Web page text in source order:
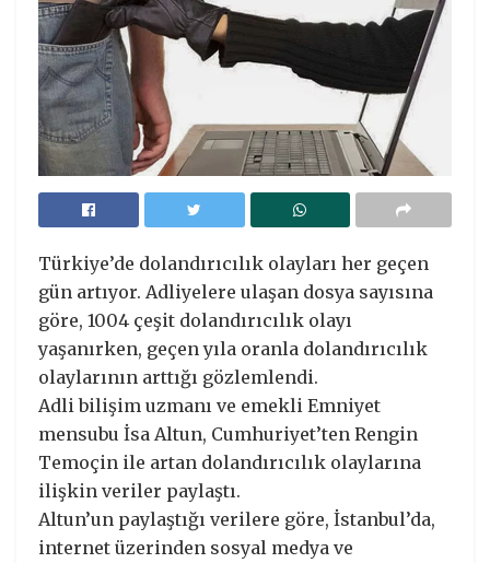
Türkiye’de dolandırıcılık olayları her geçen
gün artıyor. Adliyelere ulaşan dosya sayısına
göre, 1004 çeşit dolandırıcılık olayı
yaşanırken, geçen yıla oranla dolandırıcılık
olaylarının arttığı gözlemlendi.
Adli bilişim uzmanı ve emekli Emniyet
mensubu İsa Altun, Cumhuriyet’ten Rengin
Temoçin ile artan dolandırıcılık olaylarına
ilişkin veriler paylaştı.
Altun’un paylaştığı verilere göre, İstanbul’da,
internet üzerinden sosyal medya ve